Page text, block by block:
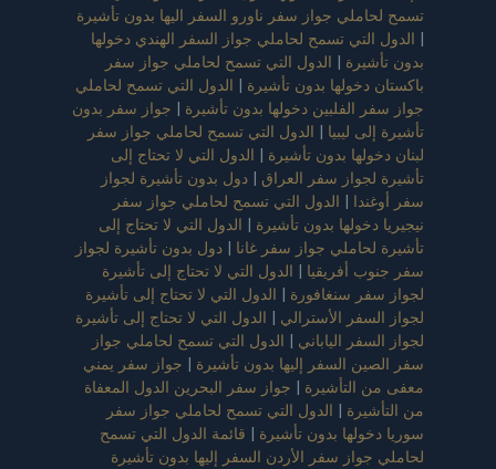
تسمح لحاملي جواز سفر ناورو السفر اليها بدون تأشيرة
| الدول التي تسمح لحاملي جواز السفر الهندي دخولها
بدون تأشيرة | الدول التي تسمح لحاملي جواز سفر
باكستان دخولها بدون تأشيرة | الدول التي تسمح لحاملي
جواز سفر الفلبين دخولها بدون تأشيرة | جواز سفر بدون
تأشيرة إلى ليبيا | الدول التي تسمح لحاملي جواز سفر
لبنان دخولها بدون تأشيرة | الدول التي لا تحتاج إلى
تأشيرة لجواز سفر العراق | دول بدون تأشيرة لجواز
سفر أوغندا | الدول التي تسمح لحاملي جواز سفر
نيجيريا دخولها بدون تأشيرة | الدول التي لا تحتاج إلى
تأشيرة لحاملي جواز سفر غانا | دول بدون تأشيرة لجواز
سفر جنوب أفريقيا | الدول التي لا تحتاج إلى تأشيرة
لجواز سفر سنغافورة | الدول التي لا تحتاج إلى تأشيرة
لجواز السفر الأسترالي | الدول التي لا تحتاج إلى تأشيرة
لجواز السفر الياباني | الدول التي تسمح لحاملي جواز
سفر الصين السفر إليها بدون تأشيرة | جواز سفر يمني
معفى من التأشيرة | جواز سفر البحرين الدول المعفاة
من التأشيرة | الدول التي تسمح لحاملي جواز سفر
سوريا دخولها بدون تأشيرة | قائمة الدول التي تسمح
لحاملي جواز سفر الأردن السفر إليها بدون تأشيرة